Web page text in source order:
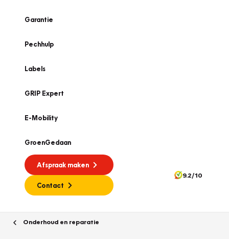
Garantie
Pechhulp
Labels
GRIP Expert
E-Mobility
GroenGedaan
Afspraak maken
Contact
9.2/10
Onderhoud en reparatie